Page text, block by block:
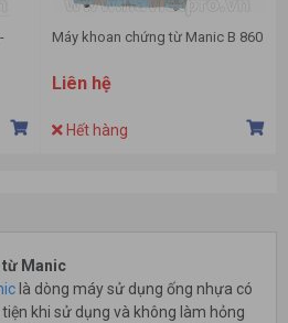
Máy khoan chứng từ Manic B 860
Liên hệ
Hết hàng
từ Manic
là dòng máy sử dụng ống nhựa có
khi sử dụng và không làm hỏng